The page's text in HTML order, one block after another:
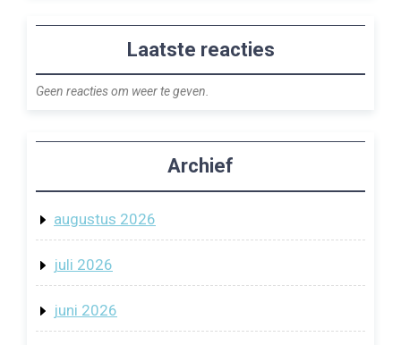
Laatste reacties
Geen reacties om weer te geven.
Archief
augustus 2026
juli 2026
juni 2026